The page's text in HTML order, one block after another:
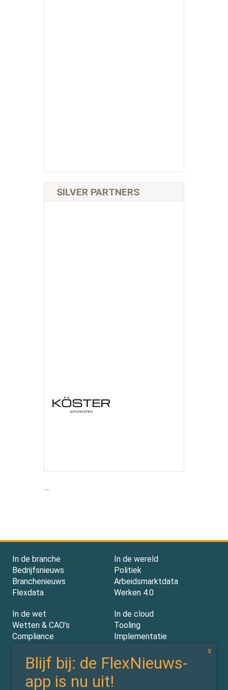
SILVER PARTNERS
....
In de branche
Bedrijfsnieuws
Branchenieuws
Flexdata
In de wereld
Politiek
Arbeidsmarktdata
Werken 4.0
In de wet
Wetten & CAO’s
Compliance
In de cloud
Tooling
Implementatie
Experts
Partners
Nieuwsbrief